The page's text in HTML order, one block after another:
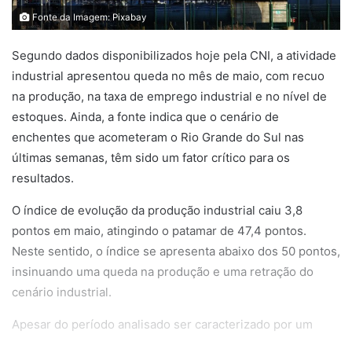
Fonte da Imagem: Pixabay
Segundo dados disponibilizados hoje pela CNI, a atividade
industrial apresentou queda no mês de maio, com recuo
na produção, na taxa de emprego industrial e no nível de
estoques. Ainda, a fonte indica que o cenário de
enchentes que acometeram o Rio Grande do Sul nas
últimas semanas, têm sido um fator crítico para os
resultados.
O índice de evolução da produção industrial caiu 3,8
pontos em maio, atingindo o patamar de 47,4 pontos.
Neste sentido, o índice se apresenta abaixo dos 50 pontos,
insinuando uma queda na produção e uma retração do
cenário industrial.
Apesar do período analisado ser caracterizado por um